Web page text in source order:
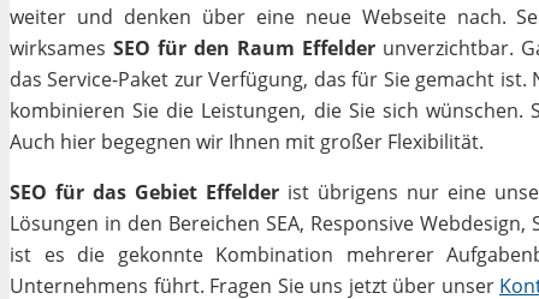
weiter und denken über eine neue Webseite nach.
wirksames SEO für den Raum Effelder unverzichtbar.
das Service-Paket zur Verfügung, das für Sie gemacht
kombinieren Sie die Leistungen, die Sie sich wünschen.
Auch hier begegnen wir Ihnen mit großer Flexibilität.
SEO für das Gebiet Effelder ist übrigens nur eine
Lösungen in den Bereichen SEA, Responsive
ist es die gekonnte Kombination mehrerer
Unternehmens führt. Fragen Sie uns jetzt über unser